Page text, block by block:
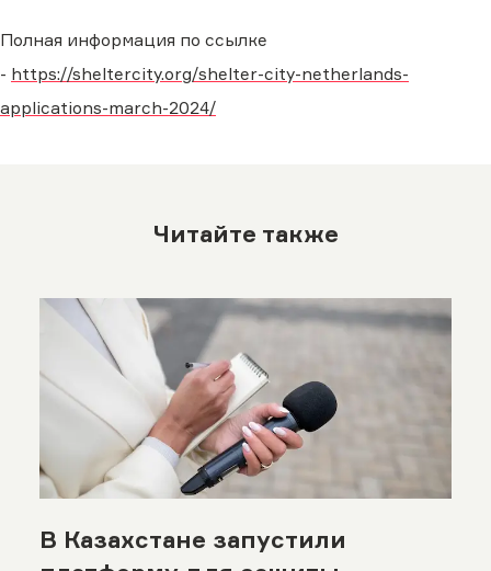
Полная информация по ссылке
- https://sheltercity.org/shelter-city-netherlands-
applications-march-2024/
Читайте также
В Казахстане запустили